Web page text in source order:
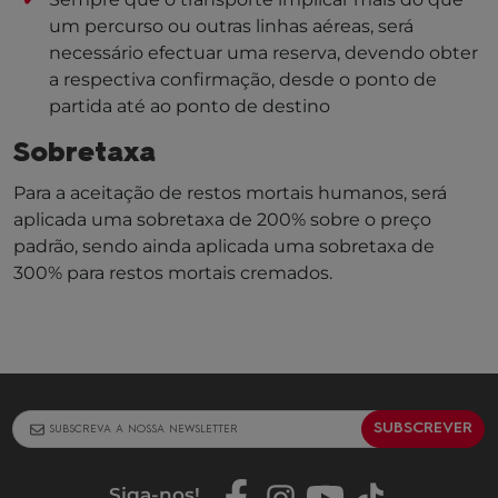
um percurso ou outras linhas aéreas, será
necessário efectuar uma reserva, devendo obter
a respectiva confirmação, desde o ponto de
partida até ao ponto de destino
Sobretaxa
Para a aceitação de restos mortais humanos, será
aplicada uma sobretaxa de 200% sobre o preço
padrão, sendo ainda aplicada uma sobretaxa de
300% para restos mortais cremados.
SUBSCREVER